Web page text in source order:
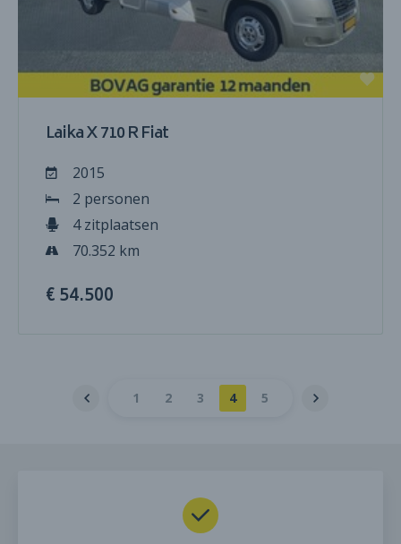
Laika X 710 R Fiat
2015
2 personen
4 zitplaatsen
70.352 km
€ 54.500
1 2 3 4 5